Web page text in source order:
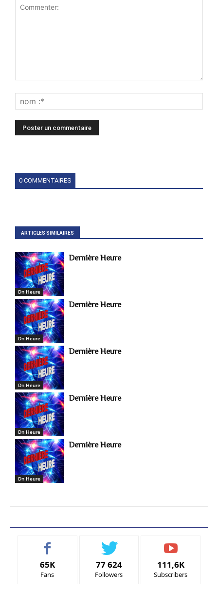
0 COMMENTAIRES
ARTICLES SIMILAIRES
Dn Heure
Dernière Heure
Dn Heure
Dernière Heure
Dn Heure
Dernière Heure
Dn Heure
Dernière Heure
Dn Heure
Dernière Heure
65K
Fans
77 624
Followers
111,6K
Subscribers